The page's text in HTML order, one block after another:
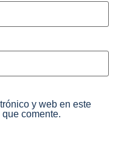
y web en este
comente.